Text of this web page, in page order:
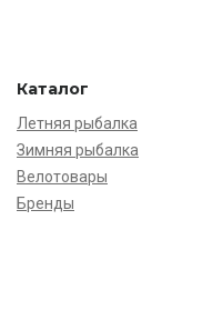
Каталог
Летняя рыбалка
Зимняя рыбалка
Велотовары
Бренды